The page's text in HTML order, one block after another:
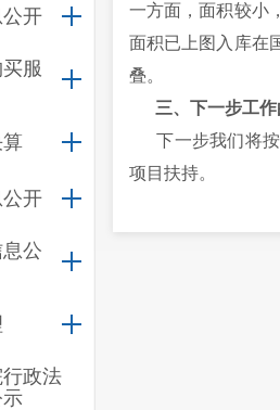
开
服
开
公
政法
一方面，面积较小
面积已上图入库在
叠。
三、下一步工
下一步我们将按
项目扶持。